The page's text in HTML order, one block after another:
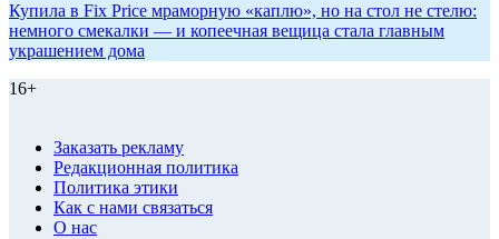
Купила в Fix Price мраморную «каплю», но на стол не стелю:
немного смекалки — и копеечная вещица стала главным
украшением дома
16+
Заказать рекламу
Редакционная политика
Политика этики
Как с нами связаться
О нас